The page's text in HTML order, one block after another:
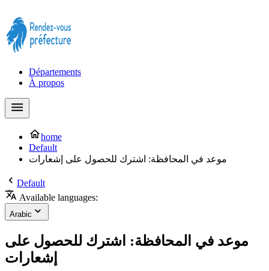
Départements
À propos
home
Default
موعد في المحافظة: اشترك للحصول على إشعارات
Default
Available languages:
Arabic
موعد في المحافظة: اشترك للحصول على
إشعارات